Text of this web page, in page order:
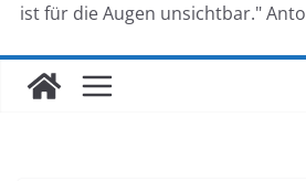
ist für die Augen unsichtbar."